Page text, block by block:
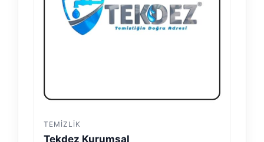
TEMIZLIK
Tekdez Kurumsal